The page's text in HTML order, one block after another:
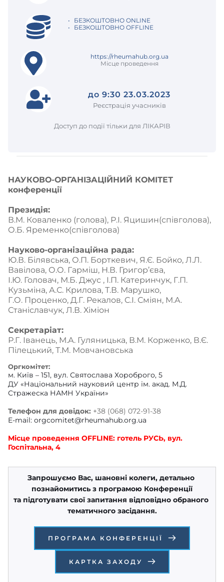
БЕЗКОШТОВНО ONLINE
БЕЗКОШТОВНО OFFLINE
https://rheumahub.org.ua
Місце проведення
до 9:30 23.03.2023
Реєстрація учасників
Доступ до події тільки для ЛІКАРІВ
НАУКОВО-ОРГАНІЗАЦІЙНИЙ КОМІТЕТ
конференції
Президія:
В.М. Коваленко (голова), Р.І. Яцишин(співголова),
О.Б. Яременко(співголова)
Науково-організаційна рада:
Ю.В. Білявська, О.П. Борткевич, Я.Є. Бойко, Л.Л.
Вавілова, О.О. Гарміш, Н.В. Григор’єва,
І.Ю. Головач, М.Б. Джус , І.П. Катеринчук, Г.П.
Кузьміна, А.С. Крилова, Т.В. Марушко,
Г.О. Проценко, Д.Г. Рекалов, C.І. Сміян, М.А.
Станіславчук, Л.В. Хіміон
Секретаріат:
Р.Г. Іванець, М.А. Гуляницька, В.М. Корженко, В.Є.
Пілецький, Т.М. Мовчановська
Оргкомітет:
м. Київ – 151, вул. Святослава Хороброго, 5
ДУ «Національний науковий центр ім. акад. М.Д.
Стражеска НАМН України»
Телефон для довідок: +38 (068) 072-91-38
E-mail: orgcomitet@rheumahub.org.ua
Місце проведення OFFLINE: готель РУСЬ, вул.
Госпітальна, 4
Запрошуємо Вас, шановні колеги, детально
познайомитись з програмою Конференції
та підготувати свої запитання відповідно обраного
тематичного засідання.
ПРОГРАМА КОНФЕРЕНЦІЇ
КАРТКА ЗАХОДУ